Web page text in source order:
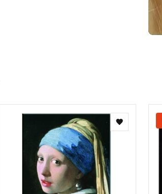
Toevoegen